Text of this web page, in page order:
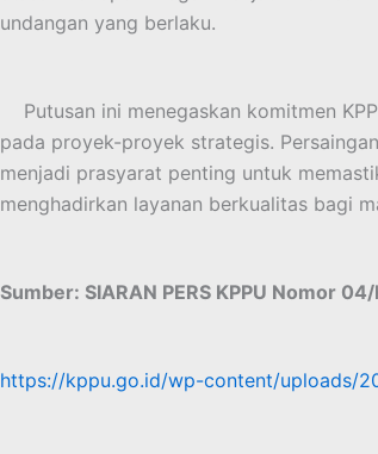
undangan yang berlaku.
Putusan ini menegaskan komitmen
pada proyek-proyek strategis.
menjadi prasyarat penting untuk
menghadirkan layanan berkualitas bagi
Sumber: SIARAN PERS KPPU Nomor
https://kppu.go.id/wp-content/uploads/